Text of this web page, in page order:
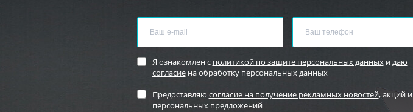
Я ознакомлен с политикой по защите персональных данныхидаю
согласиена обработку персональных данных
Предоставляю согласие на получение рекламных новостей, акций и
персональных предложений